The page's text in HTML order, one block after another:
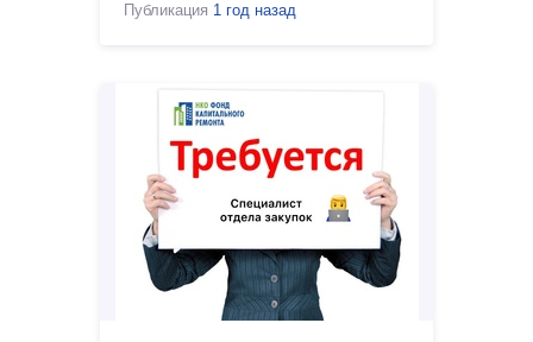
Публикация 1 год назад